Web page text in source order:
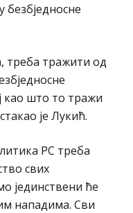
треба тражити од
као што то тражи
је Лукић.
РС треба
свих
јединствени ће
нападима. Сви